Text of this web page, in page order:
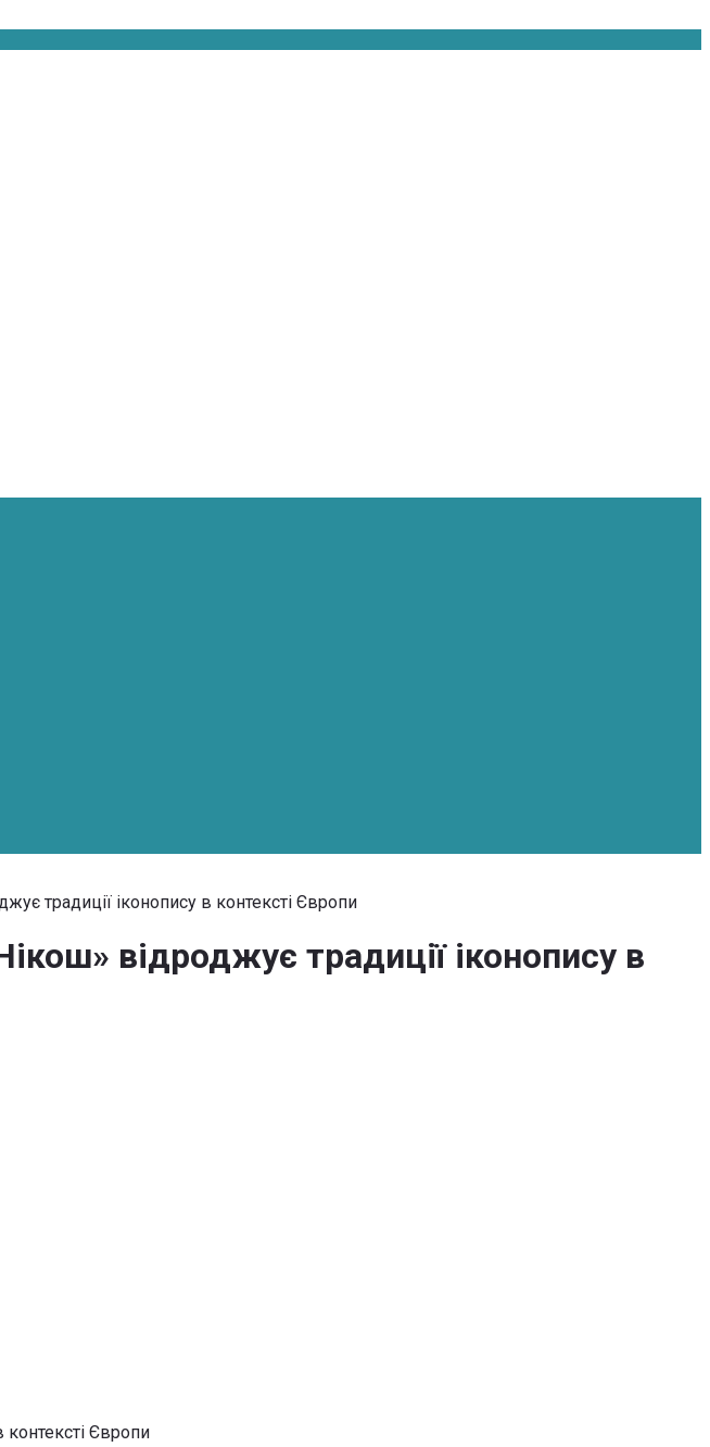
традиції іконопису в контексті Європи
відроджує традиції іконопису в